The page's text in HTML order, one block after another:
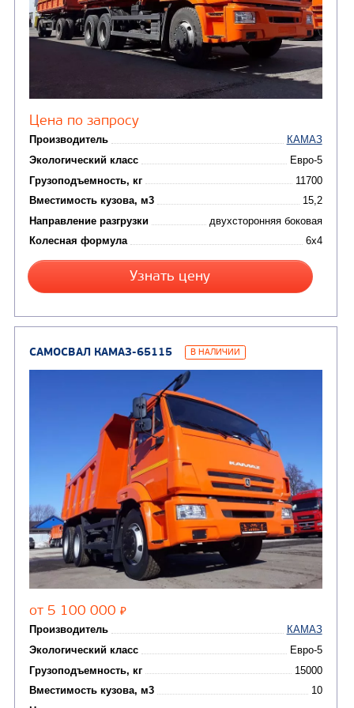
Автотопливозаправщики
CHAMELEON (г. Егорьевск)(8)
Автогудронаторы
Вакуумные машины
Илососные машины
Каналопромывочные
Комбинированные
САМОСВАЛ КАМАЗ-45143
Цена по запросу
Производитель
Экологический класс
Грузоподъемность, кг
Вместимость кузова, м3